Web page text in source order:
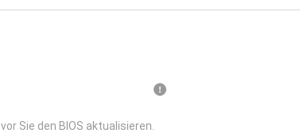
Sie den BIOS aktualisieren.